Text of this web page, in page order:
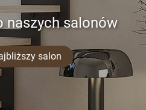
naszych salonów
salon